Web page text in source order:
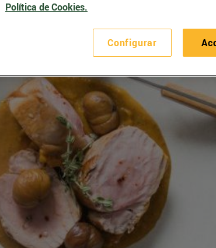
Política de Cookies.
Configurar